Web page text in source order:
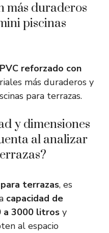
más duraderos
piscinas
reforzado con
más duraderos y
para terrazas.
y dimensiones
al analizar
terrazas, es
capacidad de
a 3000 litros y
al espacio